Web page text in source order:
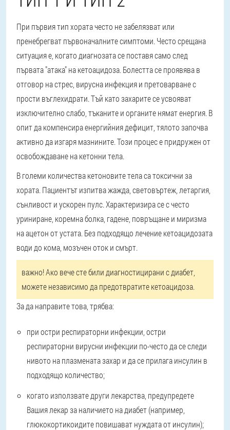
При първия тип хората често не забелязват или
пренебрегват първоначалните симптоми. Често срещана
ситуация е, когато диагнозата се поставя само след
първата "атака" на кетоацидоза. Болестта се проявява в
отговор на стрес, вирусна инфекция и претоварване с
прости въглехидрати. Тъй като захарите се усвояват
изключително слабо, тъканите и органите нямат енергия. В
опит да компенсира енергийния дефицит, тялото започва
активно да изгаря мазнините. Този процес е придружен от
освобождаване на кетонни тела.
В големи количества кетоновите тела са токсични за
хората. Пациентът изпитва жажда, световъртеж, летаргия,
сънливост и ускорен пулс. Характеризира се с често
уриниране, коремна болка, гадене, повръщане и миризма
на ацетон от устата. Без подходящо лечение кетоацидозата
води до кома, мозъчен оток и смърт.
важно!Ако вече сте били диагностицирани с диабет,
можете независимо да предотвратите кетоацидоза.
За да направите това, трябва:
при остри респираторни инфекции, остри
респираторни вирусни инфекции по-често да се следи
нивото на плазмената захар и да се прилага инсулин в
подходящо количество;
когато използвате други лекарства, предупредете
Вашия лекар за наличието на диабет (например,
глюкокортикоидите повишават нуждата от инсулин);